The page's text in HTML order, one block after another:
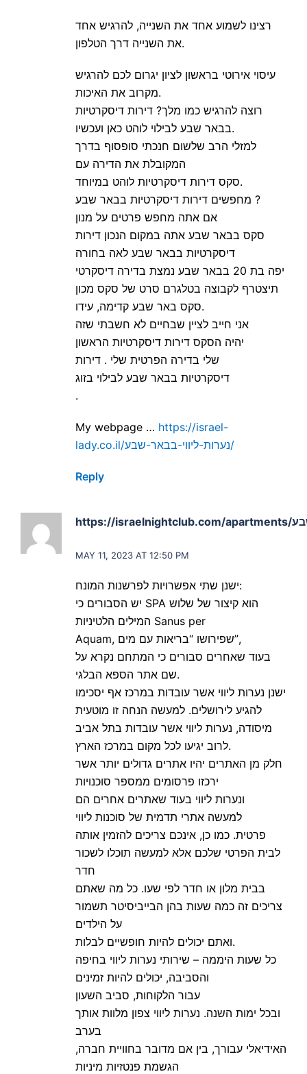
רצינו לשמוע אחד את השנייה, להרגיש אחד
את השנייה דרך הטלפון.
עיסוי אירוטי בראשון לציון יגרום לכם להרגיש
מקרוב את האיכות.
רוצה להרגיש כמו מלך? דירות דיסקרטיות
בבאר שבע לבילוי לוהט כאן ועכשיו.
למזלי הרב שלשום חנכתי סופסוף בדרך
המקובלת את הדירה עם
סקס דירות דיסקרטיות לוהט במיוחד.
מחפשים דירות דיסקרטיות בבאר שבע ?
אם אתה מחפש פרטים על מנון
סקס בבאר שבע אתה במקום הנכון דירות
דיסקרטיות בבאר שבע לאה בחורה
יפה בת 20 בבאר שבע נמצת בדירה דיסקרטי
תיצטרף לקבוצה בטלגרם סרט של סקס מכון
סקס באר שבע קדימה, עידו.
אני חייב לציין שבחיים לא חשבתי שזה
יהיה הסקס דירות דיסקרטיות הראשון
שלי בדירה הפרטית שלי . דירות
דיסקרטיות בבאר שבע לבילוי בזוג
.
My webpage … https://israel-
lady.co.il/נערות-ליווי-בבאר-שבע/
Reply
says:
MAY 11, 2023 AT 12:50 PM
ישנן שתי אפשרויות לפרשנות המונח:
יש הסבורים כי SPA הוא קיצור של שלוש
המילים הלטיניות Sanus per
Aquam, שפירושו “בריאות עם מים”,
בעוד שאחרים סבורים כי המתחם נקרא על
שם אתר הספא הבלגי.
ישנן נערות ליווי אשר עובדות במרכז אף יסכימו
להגיע לירושלים. למעשה הנחה זו מוטעית
מיסודה, נערות ליווי אשר עובדות בתל אביב
לרוב יגיעו לכל מקום במרכז הארץ.
חלק מן האתרים יהיו אתרים גדולים יותר אשר
ירכזו פרסומים ממספר סוכנויות
ונערות ליווי בעוד שאתרים אחרים הם
למעשה אתרי תדמית של סוכנות ליווי
פרטית. כמו כן, אינכם צריכים להזמין אותה
לבית הפרטי שלכם אלא למעשה תוכלו לשכור
חדר
בבית מלון או חדר לפי שעו. כל מה שאתם
צריכים זה כמה שעות בהן הבייביסיטר תשמור
על הילדים
ואתם יכולים להיות חופשיים לבלות.
כל שעות היממה – שירותי נערות ליווי בחיפה
והסביבה, יכולים להיות זמינים
עבור הלקוחות, סביב השעון
ובכל ימות השנה. נערות ליווי צפון מלוות אותך
בערב
האידיאלי עבורך, בין אם מדובר בחוויית חברה,
הגשמת פנטזיות מיניות